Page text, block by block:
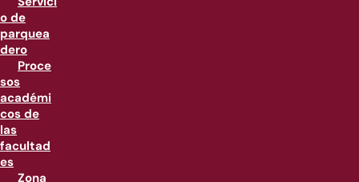
o de
parquea
dero
Proce
sos
académi
cos de
las
facultad
es
Zona